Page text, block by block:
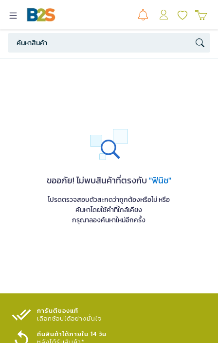
ขออภัย! ไม่พบสินค้าที่ตรงกับ"ฟินิช"
โปรดตรวจสอบตัวสะกดว่าถูกต้องหรือไม่ หรือ
ค้นหาโดยใช้คำที่ใกล้เคียง
กรุณาลองค้นหาใหม่อีกครั้ง
การันตีของแท้
เลือกช้อปได้อย่างมั่นใจ​
คืนสินค้าได้ภายใน 14 วัน